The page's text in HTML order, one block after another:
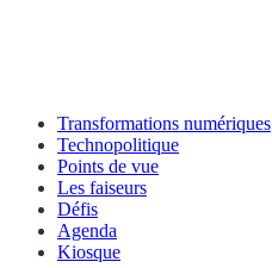
Transformations numériques
Technopolitique
Points de vue
Les faiseurs
Défis
Agenda
Kiosque